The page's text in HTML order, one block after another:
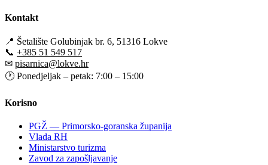
Kontakt
📍 Šetalište Golubinjak br. 6, 51316 Lokve
📞 +385 51 549 517
✉ pisarnica@lokve.hr
🕐 Ponedjeljak – petak: 7:00 – 15:00
Korisno
PGŽ — Primorsko-goranska županija
Vlada RH
Ministarstvo turizma
Zavod za zapošljavanje